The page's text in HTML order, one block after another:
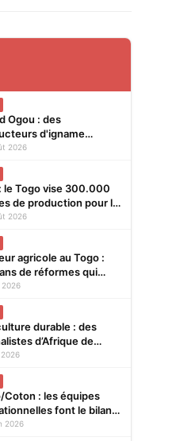
Ogou : des
d'igname
aux techniques
2026
le Togo vise 300.000
de production pour la
2026-2027
2026
agricole au Togo :
de réformes qui
2026
durable : des
d’Afrique de
et du Sahel en atelier
2026
Coton : les équipes
font le bilan
la prochaine
2026